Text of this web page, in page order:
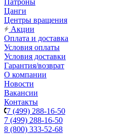
Патроны
Цанги
Центры вращения
Акции
Оплата и доставка
Условия оплаты
Условия доставки
Гарантия/возврат
О компании
Новости
Вакансии
Контакты
7 (499) 288-16-50
7 (499) 288-16-50
8 (800) 333-52-68